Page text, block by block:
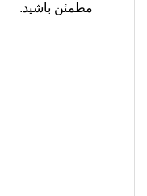
مطمئن باشید.